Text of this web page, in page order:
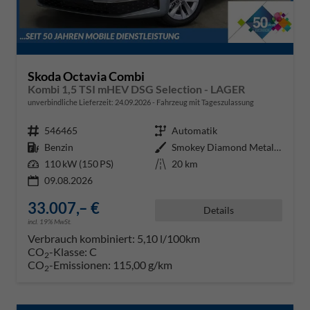
Skoda Octavia Combi
Kombi 1,5 TSI mHEV DSG Selection - LAGER
unverbindliche Lieferzeit: 24.09.2026 Fahrzeug mit Tageszulassung
Fahrzeugnr. 546465 Getriebe Automatik
Kraftstoff Benzin Außenfarbe
Smokey Diamond Metallic ()
Leistung 110 kW (150 PS) Kilometerstand 20 km
09.08.2026
33.007,– €
incl. 19% MwSt.
Details
Verbrauch kombiniert: 5,10 l/100km
CO2-Klasse: C
CO2-Emissionen: 115,00 g/km